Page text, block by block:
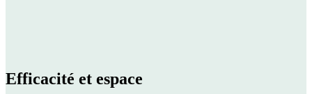
Efficacité et espace